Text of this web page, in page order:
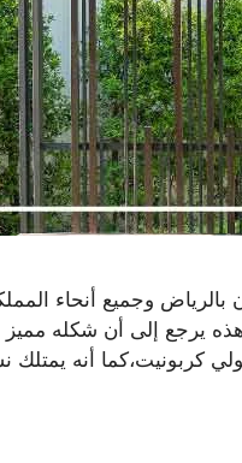
وجميع أنحاء
يرجع إلى أن شكله مميز
كربونيت،كما أنه يمتلك